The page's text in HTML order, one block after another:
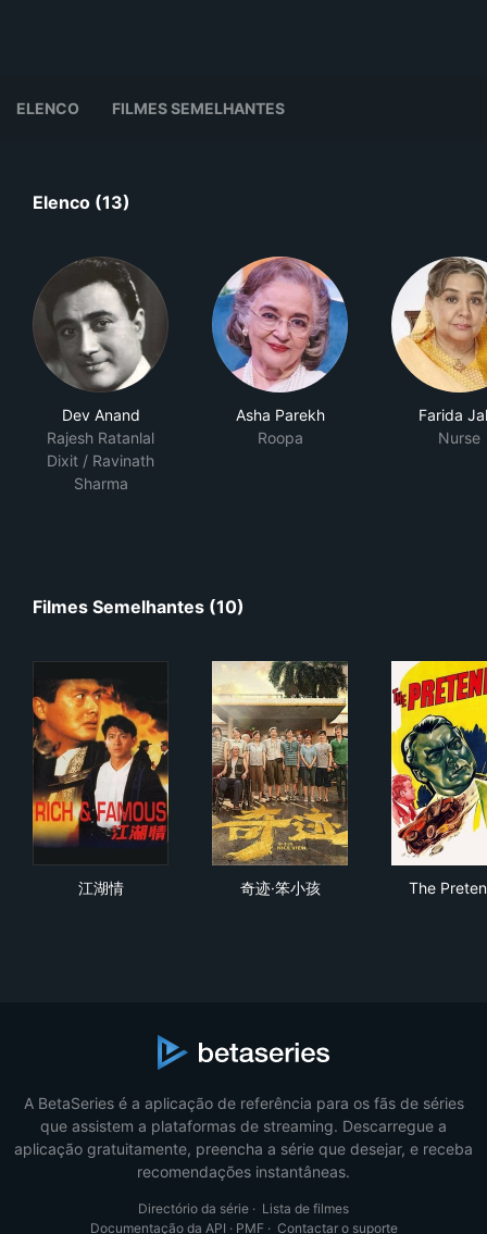
ELENCO FILMES SEMELHANTES
Elenco (13)
Dev Anand
Rajesh Ratanlal
Dixit / Ravinath
Sharma
Asha Parekh
Roopa
Farida
Nurse
Filmes Semelhantes (10)
江湖情 奇迹·笨小孩 The
A BetaSeries é a aplicação de referência para os fãs de séries
que assistem a plataformas de streaming. Descarregue a
aplicação gratuitamente, preencha a série que desejar, e receba
recomendações instantâneas.
Directório da série · Lista de filmes
Documentação da API · PMF· Contactar o suporte